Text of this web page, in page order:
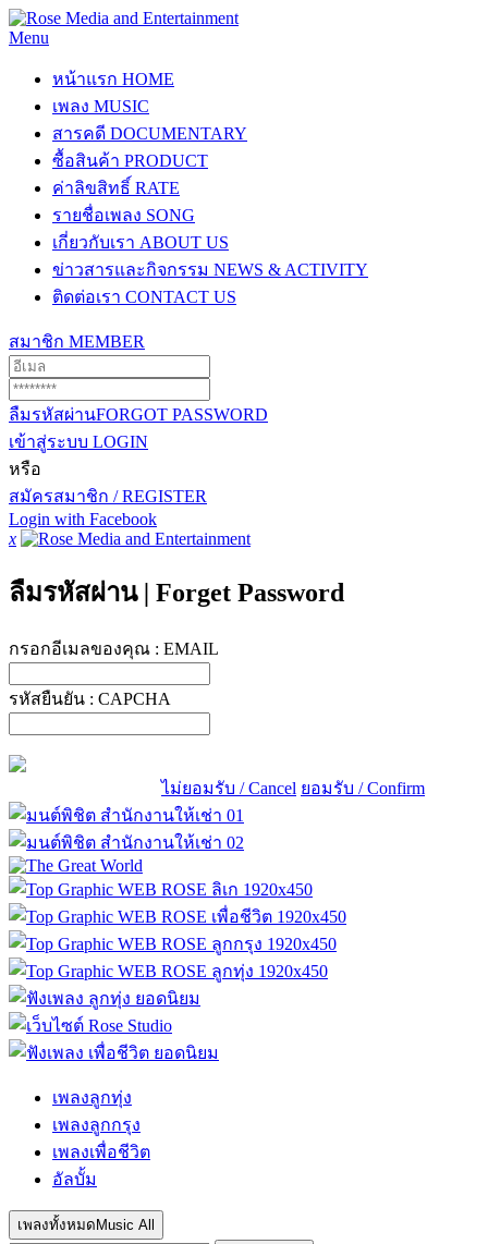
Menu
หน้าแรก HOME
เพลง MUSIC
สารคดี DOCUMENTARY
ซื้อสินค้า PRODUCT
ค่าลิขสิทธิ์ RATE
รายชื่อเพลง SONG
เกี่ยวกับเรา ABOUT US
ข่าวสารและกิจกรรม NEWS & ACTIVITY
ติดต่อเรา CONTACT US
สมาชิก MEMBER
ลืมรหัสผ่านFORGOT PASSWORD
เข้าสู่ระบบ LOGIN
หรือ
สมัครสมาชิก / REGISTER
Login with Facebook
x
ลืมรหัสผ่าน | Forget Password
กรอกอีเมลของคุณ : EMAIL
รหัสยืนยัน : CAPCHA
ไม่ยอมรับ / Cancel ยอมรับ / Confirm
เพลงลูกทุ่ง
เพลงลูกกรุง
เพลงเพื่อชีวิต
อัลบั้ม
เพลงทั้งหมด Music All